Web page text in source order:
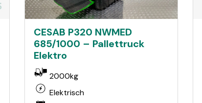
CESAB P320 NWMED
685/1000 – Pallettruck
Elektro
2000kg
Elektrisch